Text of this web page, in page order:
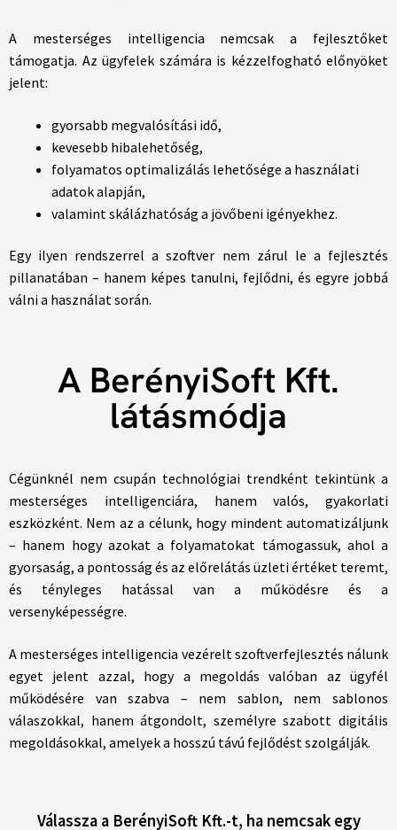
A mesterséges intelligencia nemcsak a fejlesztőket
támogatja. Az ügyfelek számára is kézzelfogható előnyöket
jelent:
gyorsabb megvalósítási idő,
kevesebb hibalehetőség,
folyamatos optimalizálás lehetősége a használati
adatok alapján,
valamint skálázhatóság a jövőbeni igényekhez.
Egy ilyen rendszerrel a szoftver nem zárul le a fejlesztés
pillanatában – hanem képes tanulni, fejlődni, és egyre jobbá
válni a használat során.
A BerényiSoft Kft.
látásmódja
Cégünknél nem csupán technológiai trendként tekintünk a
mesterséges intelligenciára, hanem valós, gyakorlati
eszközként. Nem az a célunk, hogy mindent automatizáljunk
– hanem hogy azokat a folyamatokat támogassuk, ahol a
gyorsaság, a pontosság és az előrelátás üzleti értéket teremt,
és tényleges hatással van a működésre és a
versenyképességre.
A mesterséges intelligencia vezérelt szoftverfejlesztés nálunk
egyet jelent azzal, hogy a megoldás valóban az ügyfél
működésére van szabva – nem sablon, nem sablonos
válaszokkal, hanem átgondolt, személyre szabott digitális
megoldásokkal, amelyek a hosszú távú fejlődést szolgálják.
Válassza a BerényiSoft Kft.-t, ha nemcsak egy